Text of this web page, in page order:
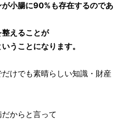
小腸に90%も存在するのであ
えることが
うことになります。
けでも素晴らしい知識・財産
からと言って